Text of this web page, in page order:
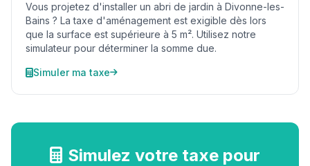
Vous projetez d'installer un abri de jardin à Divonne-les-
Bains ? La taxe d'aménagement est exigible dès lors
que la surface est supérieure à 5 m². Utilisez notre
simulateur pour déterminer la somme due.
Simuler ma taxe
Simulez votre taxe pour